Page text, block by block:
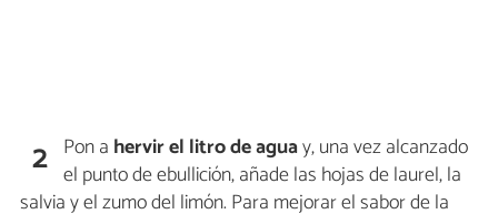
2 Pon a hervir el litro de aguay, una vez alcanzado
el punto de ebullición, añade las hojas de laurel, la
salvia y el zumo del limón. Para mejorar el sabor de la